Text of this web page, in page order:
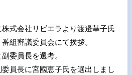
式会社リビエラより渡邊華子氏
組審議委員会にて挨拶。
委員長を選考。
員長に宮國恵子氏を選出しまし